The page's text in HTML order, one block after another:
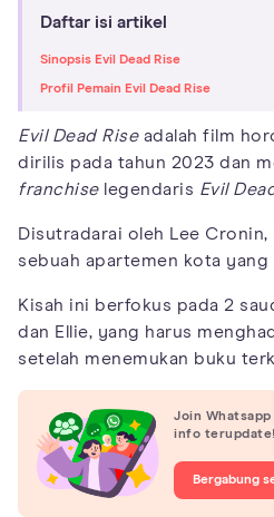
Daftar isi artikel
Sinopsis Evil Dead Rise
Profil Pemain Evil Dead Rise
Evil Dead Riseadalah film
dirilis pada tahun 2023 dan
franchiselegendaris Evil
Disutradarai oleh Lee
sebuah apartemen kota
Kisah ini berfokus pada 2
dan Ellie, yang harus
setelah menemukan buku
Join
info terupdate!
Bergabung